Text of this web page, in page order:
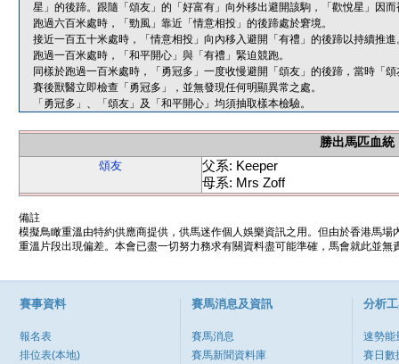
星」的後蹄。跟隨「頌友」的「好富有」向外移出避開該駒，「歡悅星」因
跑過六百米處時，「勁風」靠近「情意相投」的後蹄處於窘境。
接近一百五十米處時，「情意相投」向內移入避開「有禮」的後蹄以持續推進
跑過一百米處時，「和平開心」與「有禮」緊迫競跑。
同樣於跑過一百米處時，「勇冠多」一度收慢避開「頌友」的後蹄，當時「
賽後獸醫立即檢查「勇冠多」，並無發現任何明顯異常之處。
「勇冠多」、「頌友」及「和平開心」均須抽取樣本檢驗。
勝出馬匹血統
頌友
父系: Keeper
母系: Mrs Zoff
備註
模擬鳥瞰重溫由特約供應商提供，供馬迷作個人娛樂資訊之用。但由於香港馬
重溫片段出現偏差。本會已盡一切努力務求有關資料盡可能準確，馬會就此並
賽事資料
報名表
排位表(本地)
賽馬消息及資訊
賽馬消息
賽馬新聞資料庫
分析
速勢能
賽日數